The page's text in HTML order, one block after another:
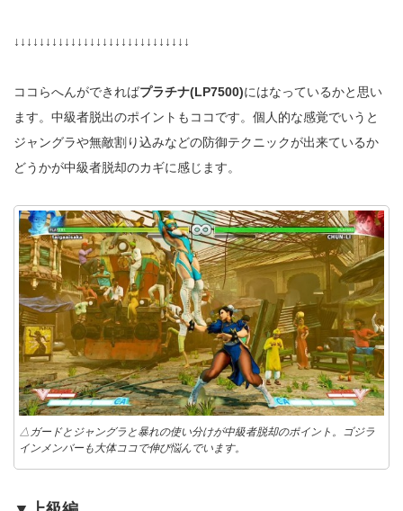
↓↓↓↓↓↓↓↓↓↓↓↓↓↓↓↓↓↓↓↓↓↓↓↓↓↓↓↓
ココらへんができればプラチナ(LP7500)にはなっているかと思い
ます。中級者脱出のポイントもココです。個人的な感覚でいうと
ジャングラや無敵割り込みなどの防御テクニックが出来ているか
どうかが中級者脱却のカギに感じます。
△ガードとジャングラと暴れの使い分けが中級者脱却のポイント。ゴジラ
インメンバーも大体ココで伸び悩んでいます。